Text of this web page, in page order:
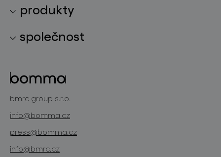
produkty
kolekce svítidel
bomma cullet
zakázková sklářská výroba
společnost
projekty
bmrc group s.r.o.
info@bomma.cz
press@bomma.cz
info@bmrc.cz